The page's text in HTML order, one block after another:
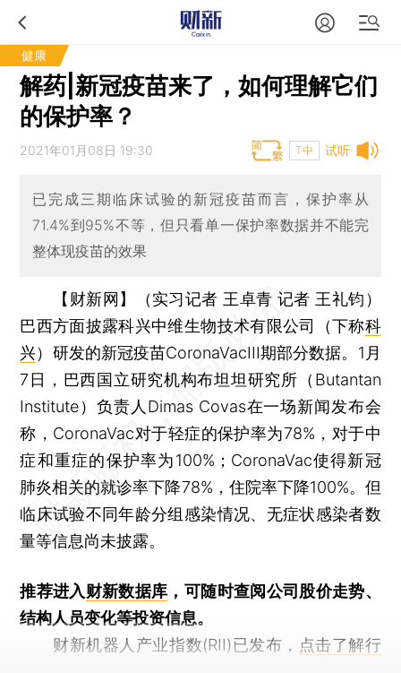
健康
解药|新冠疫苗来了，如何理解它们
的保护率？
试听
2021年01月08日 19:30 T中
已完成三期临床试验的新冠疫苗而言，保护率从
71.4%到95%不等，但只看单一保护率数据并不能完
整体现疫苗的效果
【财新网】（实习记者 王卓青 记者 王礼钧）
巴西方面披露科兴中维生物技术有限公司（下称科
兴）研发的新冠疫苗CoronaVacIII期部分数据。1月
7日，巴西国立研究机构布坦坦研究所（Butantan
Institute）负责人Dimas Covas在一场新闻发布会
称，CoronaVac对于轻症的保护率为78%，对于中
症和重症的保护率为100%；CoronaVac使得新冠
肺炎相关的就诊率下降78%，住院率下降100%。但
临床试验不同年龄分组感染情况、无症状感染者数
量等信息尚未披露。
推荐进入财新数据库 ，可随时查阅公司股价走势、
结构人员变化等投资信息。
财新机器人产业指数(RII)已发布， 点击了解行